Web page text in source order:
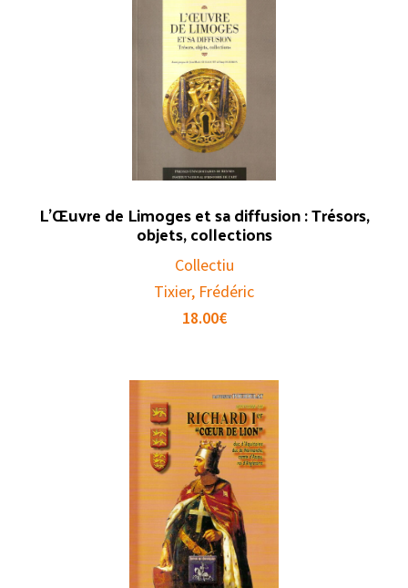
L’Œuvre de Limoges et sa diffusion : Trésors,
objets, collections
Collectiu
Tixier, Frédéric
18.00€